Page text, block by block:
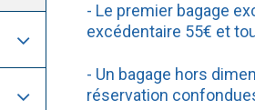
- Le premier bagage
excédentaire 55€ et
- Un bagage hors
réservation